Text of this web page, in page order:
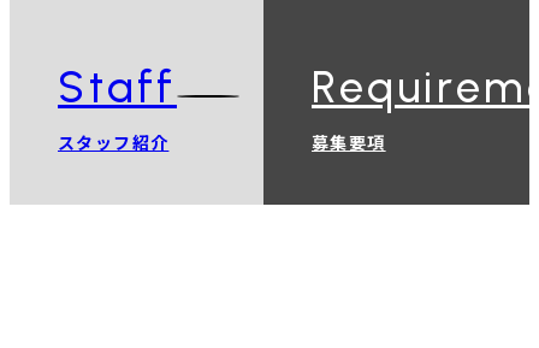
Staff
スタッフ紹介 募集要項